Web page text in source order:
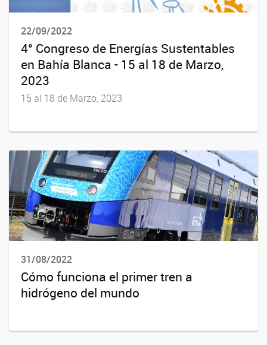
22/09/2022
4° Congreso de Energías Sustentables
en Bahía Blanca - 15 al 18 de Marzo,
2023
15 al 18 de Marzo, 2023
31/08/2022
Cómo funciona el primer tren a
hidrógeno del mundo